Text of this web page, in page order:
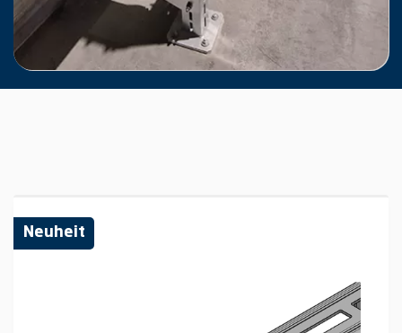
Neuheit